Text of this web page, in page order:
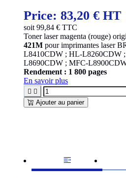
Price: 83,20 € HT
soit 99,84 € TTC
Toner laser magenta (rouge)
421M pour imprimantes laser
L8410CDW ; HL-L8260CDW
L8690CDW ; MFC-
Rendement : 1 800 pages
En savoir plus
 
Ajouter au panier